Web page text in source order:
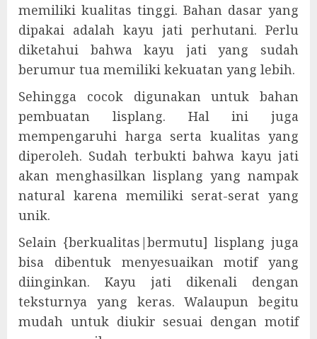
memiliki kualitas tinggi. Bahan dasar yang
dipakai adalah kayu jati perhutani. Perlu
diketahui bahwa kayu jati yang sudah
berumur tua memiliki kekuatan yang lebih.
Sehingga cocok digunakan untuk bahan
pembuatan lisplang. Hal ini juga
mempengaruhi harga serta kualitas yang
diperoleh. Sudah terbukti bahwa kayu jati
akan menghasilkan lisplang yang nampak
natural karena memiliki serat-serat yang
unik.
Selain {berkualitas|bermutu] lisplang juga
bisa dibentuk menyesuaikan motif yang
diinginkan. Kayu jati dikenali dengan
teksturnya yang keras. Walaupun begitu
mudah untuk diukir sesuai dengan motif